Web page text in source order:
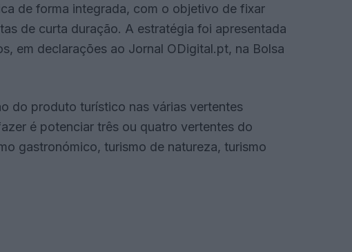
de forma integrada, com o objetivo de fixar
de curta duração. A estratégia foi apresentada
em declarações ao Jornal ODigital.pt, na Bolsa
do produto turístico nas várias vertentes
é potenciar três ou quatro vertentes do
gastronómico, turismo de natureza, turismo